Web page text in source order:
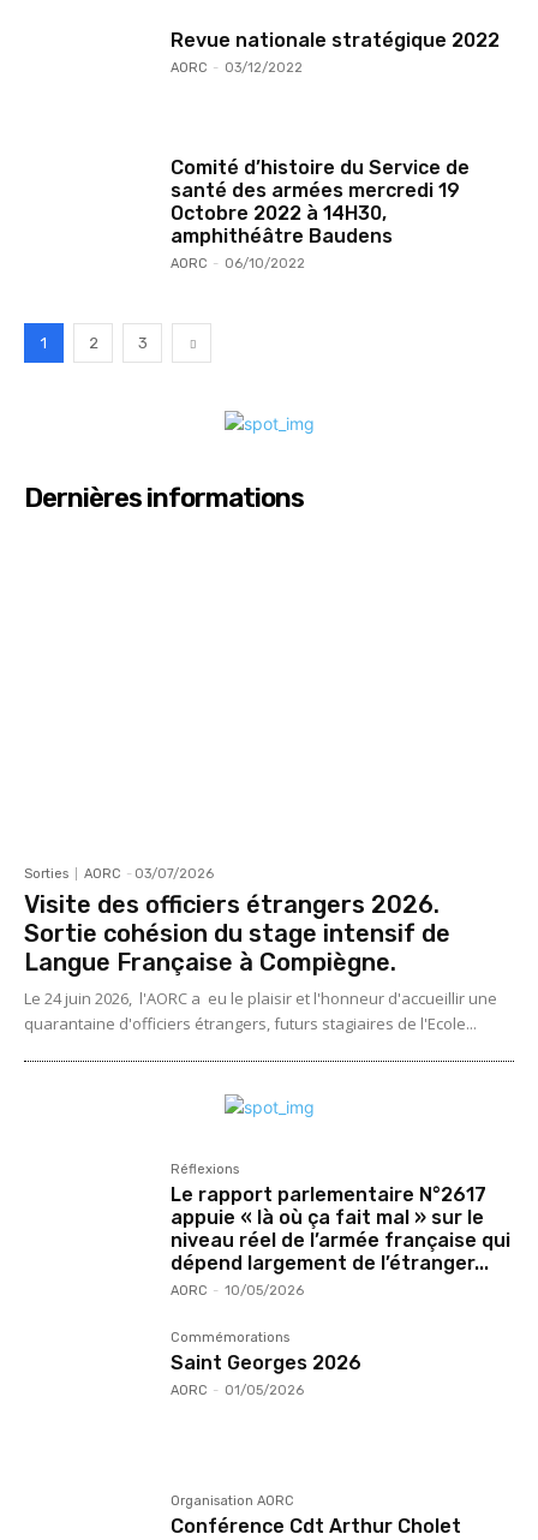
Revue nationale stratégique 2022
AORC - 03/12/2022
Comité d’histoire du Service de
santé des armées mercredi 19
Octobre 2022 à 14H30,
amphithéâtre Baudens
AORC - 06/10/2022
1 2 3
Dernières informations
Sorties AORC - 03/07/2026
Visite des officiers étrangers 2026.
Sortie cohésion du stage intensif de
Langue Française à Compiègne.
Le 24 juin 2026, l'AORC a eu le plaisir et l'honneur d'accueillir une
quarantaine d'officiers étrangers, futurs stagiaires de l'Ecole...
Réflexions
Le rapport parlementaire N°2617
appuie « là où ça fait mal » sur le
niveau réel de l’armée française qui
dépend largement de l’étranger...
AORC - 10/05/2026
Commémorations
Saint Georges 2026
AORC - 01/05/2026
Organisation AORC
Conférence Cdt Arthur Cholet